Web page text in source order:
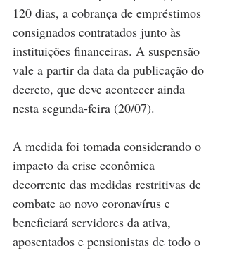
120 dias, a cobrança de empréstimos
consignados contratados junto às
instituições financeiras. A suspensão
vale a partir da data da publicação do
decreto, que deve acontecer ainda
nesta segunda-feira (20/07).
A medida foi tomada considerando o
impacto da crise econômica
decorrente das medidas restritivas de
combate ao novo coronavírus e
beneficiará servidores da ativa,
aposentados e pensionistas de todo o